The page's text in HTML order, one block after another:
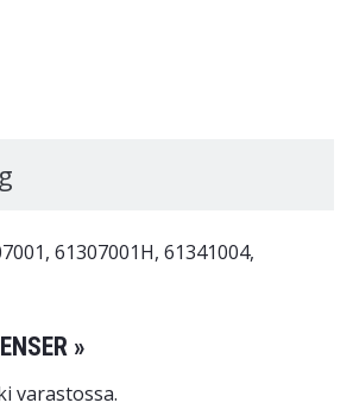
61307001H, 61341004,
»